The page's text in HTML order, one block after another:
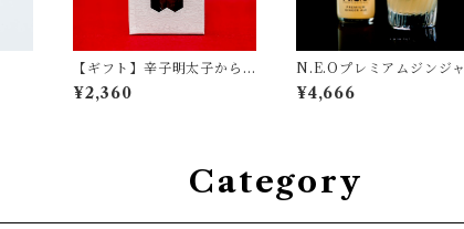
【ギフト】辛子明太子から
すみ
¥2,360
N.E.Oプレミアムジンジャ
ーエール 24本入り
¥4,666
Category